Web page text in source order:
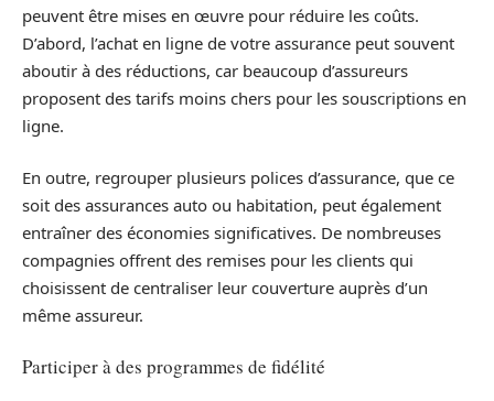
peuvent être mises en œuvre pour réduire les coûts.
D’abord, l’achat en ligne de votre assurance peut souvent
aboutir à des réductions, car beaucoup d’assureurs
proposent des tarifs moins chers pour les souscriptions en
ligne.
En outre, regrouper plusieurs polices d’assurance, que ce
soit des assurances auto ou habitation, peut également
entraîner des économies significatives. De nombreuses
compagnies offrent des remises pour les clients qui
choisissent de centraliser leur couverture auprès d’un
même assureur.
Participer à des programmes de fidélité